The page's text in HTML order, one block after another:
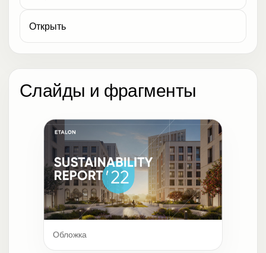
Открыть
Слайды и фрагменты
Обложка